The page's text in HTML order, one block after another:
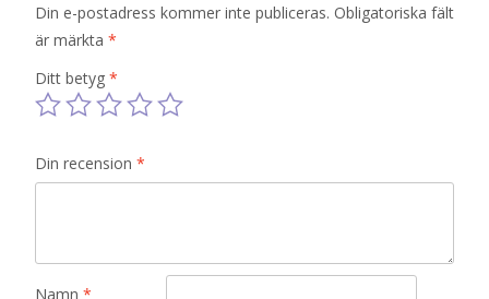
Din e-postadress kommer inte publiceras. Obligatoriska fält
är märkta *
Ditt betyg *
Din recension *
Namn *